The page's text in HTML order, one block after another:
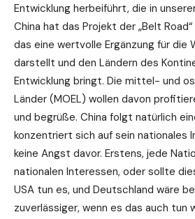
Entwicklung herbeiführt, die in
China hat das Projekt der „Belt
das eine wertvolle Ergänzung für die
darstellt und den Ländern des
Entwicklung bringt. Die mittel- und
Länder (MOEL) wollen davon
und begrüße. China folgt natürlich
konzentriert sich auf sein nationales
keine Angst davor. Erstens, jede
nationalen Interessen, oder sollte
USA tun es, und Deutschland wäre
zuverlässiger, wenn es das auch tun